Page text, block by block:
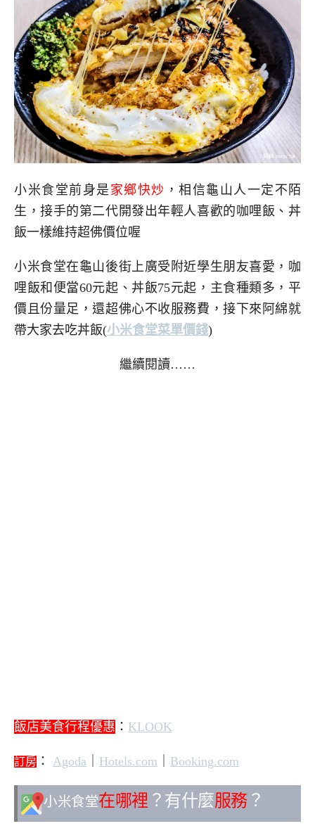
小米食堂前身是 家鄉快炒 ，相信龜山人一定不陌
生，接手的第二代開發出年輕人喜歡的咖哩飯、丼
飯一樣維持超佛價位喔
小米食堂在龜山後街上廣受附近學生朋友喜愛，咖
哩飯和便當60元起、丼飯75元起，主食種類多，平
價且份量足，還超佛心不收服務費，接下來阿綿就
帶大家去吃丼飯(小米食堂菜單價錢)
繼續閱讀……
飯店美食行程優惠 ： KLOOK
訂房 ： Agoda Hotels.com Booking.com
小米食堂在哪裡 ？有什麼服務 ？